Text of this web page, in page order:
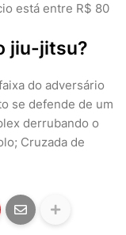
está entre R$ 80
jiu-jitsu?
do adversário
se defende de um
derrubando o
Cruzada de